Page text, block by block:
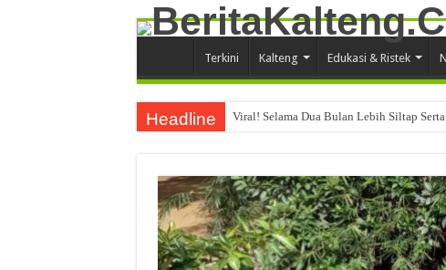
Terkini Kalteng Edukasi & Ristek
Headline Viral! Selama Dua Bulan Lebih Siltap